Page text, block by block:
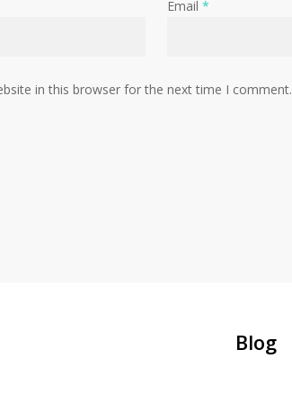
Email *
in this browser for the next time I comment.
Blog